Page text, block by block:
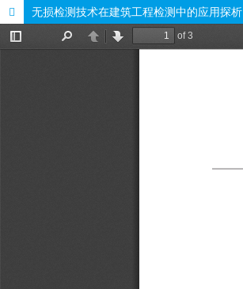
无损检测技术在建筑工程检测中的应用探析